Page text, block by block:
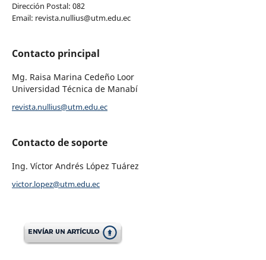
Dirección Postal: 082
Email: revista.nullius@utm.edu.ec
Contacto principal
Mg. Raisa Marina Cedeño Loor
Universidad Técnica de Manabí
revista.nullius@utm.edu.ec
Contacto de soporte
Ing. Víctor Andrés López Tuárez
victor.lopez@utm.edu.ec